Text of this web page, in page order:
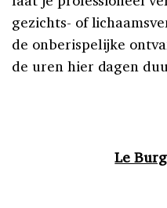
gezichts- of
de onberispelijke
de uren hier dagen
Le